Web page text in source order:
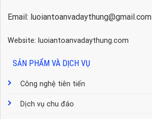
Email: luoiantoanvadaythung@gmail.com
Website: luoiantoanvadaythung.com
SẢN PHẨM VÀ DỊCH VỤ
Công nghệ tiên tiến
Dịch vụ chu đáo